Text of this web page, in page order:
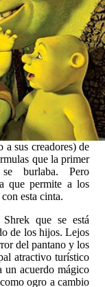
a sus creadores) de
que la primer
burlaba. Pero
que permite a los
esta cinta.
que se está
de los hijos. Lejos
del pantano y los
atractivo turístico
un acuerdo mágico
ogro a cambio